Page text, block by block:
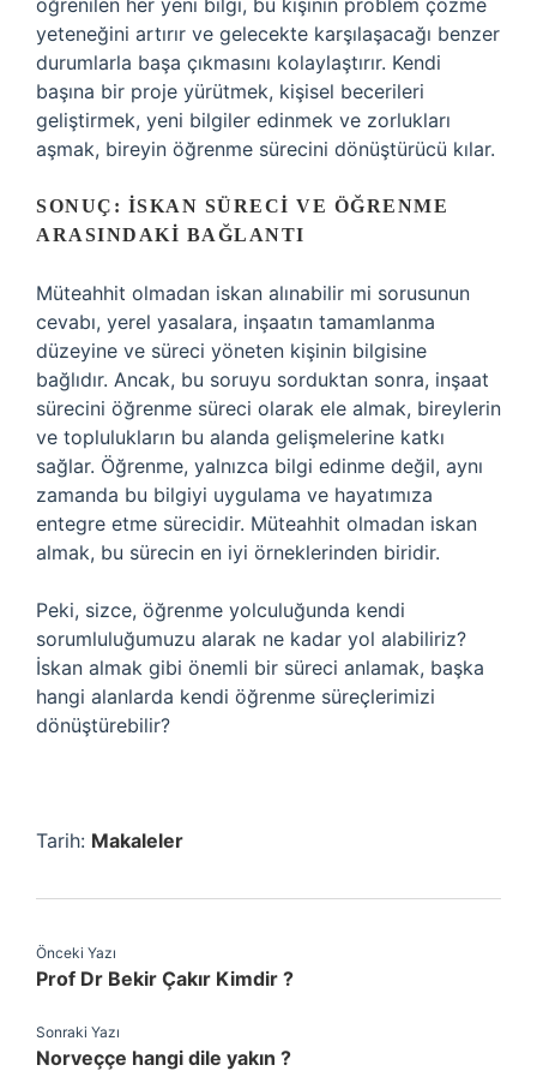
öğrenilen her yeni bilgi, bu kişinin problem çözme
yeteneğini artırır ve gelecekte karşılaşacağı benzer
durumlarla başa çıkmasını kolaylaştırır. Kendi
başına bir proje yürütmek, kişisel becerileri
geliştirmek, yeni bilgiler edinmek ve zorlukları
aşmak, bireyin öğrenme sürecini dönüştürücü kılar.
SONUÇ: İSKAN SÜRECI VE ÖĞRENME
ARASINDAKI BAĞLANTI
Müteahhit olmadan iskan alınabilir mi sorusunun
cevabı, yerel yasalara, inşaatın tamamlanma
düzeyine ve süreci yöneten kişinin bilgisine
bağlıdır. Ancak, bu soruyu sorduktan sonra, inşaat
sürecini öğrenme süreci olarak ele almak, bireylerin
ve toplulukların bu alanda gelişmelerine katkı
sağlar. Öğrenme, yalnızca bilgi edinme değil, aynı
zamanda bu bilgiyi uygulama ve hayatımıza
entegre etme sürecidir. Müteahhit olmadan iskan
almak, bu sürecin en iyi örneklerinden biridir.
Peki, sizce, öğrenme yolculuğunda kendi
sorumluluğumuzu alarak ne kadar yol alabiliriz?
İskan almak gibi önemli bir süreci anlamak, başka
hangi alanlarda kendi öğrenme süreçlerimizi
dönüştürebilir?
Tarih: Makaleler
Önceki Yazı
Prof Dr Bekir Çakır Kimdir ?
Sonraki Yazı
Norveççe hangi dile yakın ?